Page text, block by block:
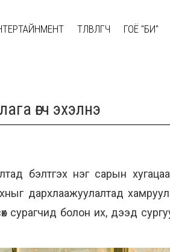
ТӨЛӨВЛӨГЧ ГОЁ "БИ"
өгч эхэлнэ
бэлтгэх нэг сарын
дархлаажуулалтад
сурагчид болон их, дээд